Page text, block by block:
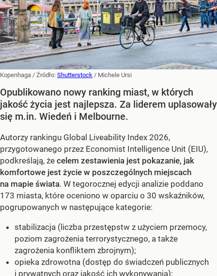
Kopenhaga / Źródło: Shutterstock / Michele Ursi
Opublikowano nowy ranking miast, w których
jakość życia jest najlepsza. Za liderem uplasowały
się m.in. Wiedeń i Melbourne.
Autorzy rankingu Global Liveability Index 2026,
przygotowanego przez Economist Intelligence Unit (EIU),
podkreślają, że celem zestawienia jest pokazanie, jak
komfortowe jest życie w poszczególnych miejscach
na mapie świata. W tegorocznej edycji analizie poddano
173 miasta, które oceniono w oparciu o 30 wskaźników,
pogrupowanych w następujące kategorie:
stabilizacja (liczba przestępstw z użyciem przemocy,
poziom zagrożenia terrorystycznego, a także
zagrożenia konfliktem zbrojnym);
opieka zdrowotna (dostęp do świadczeń publicznych
i prywatnych oraz jakość ich wykonywania);